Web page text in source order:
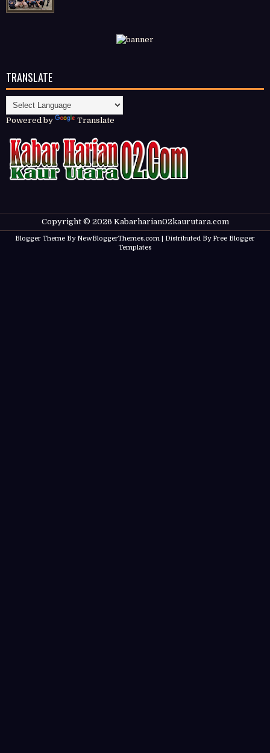
TRANSLATE
Powered by Translate
Copyright © 2026 Kabarharian02kaurutara.com
Blogger Theme By NewBloggerThemes.com | Distributed ByFree Blogger
Templates